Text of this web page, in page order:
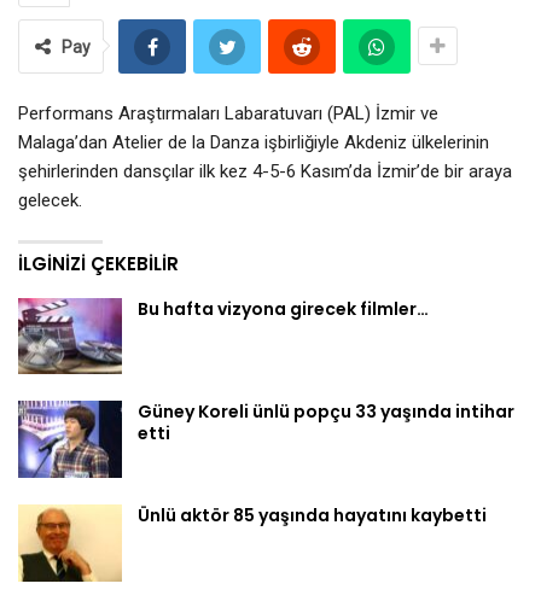
Pay
Performans Araştırmaları Labaratuvarı (PAL) İzmir ve
Malaga’dan Atelier de la Danza işbirliğiyle Akdeniz ülkelerinin
şehirlerinden dansçılar ilk kez 4-5-6 Kasım’da İzmir’de bir araya
gelecek.
İLGINIZI ÇEKEBILIR
Bu hafta vizyona girecek filmler…
Güney Koreli ünlü popçu 33 yaşında intihar
etti
Ünlü aktör 85 yaşında hayatını kaybetti